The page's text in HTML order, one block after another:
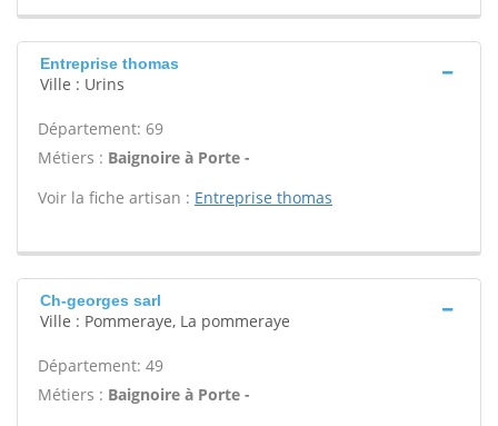
Entreprise thomas
Ville : Urins
Département: 69
Métiers : Baignoire à Porte -
Voir la fiche artisan : Entreprise thomas
Ch-georges sarl
Ville : Pommeraye, La pommeraye
Département: 49
Métiers : Baignoire à Porte -